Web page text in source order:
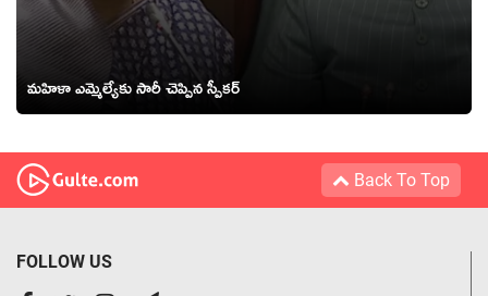
మహిళా ఎమ్మెల్యేకు సారీ చెప్పిన స్పీకర్
Back To Top
FOLLOW US